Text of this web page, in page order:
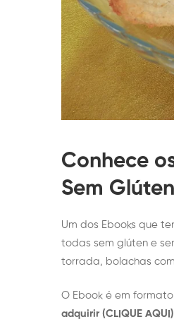
Conhece
Sem
Um dos Ebooks que
todas sem glúten e
torrada, bolachas
O Ebook é em
adquirir (CLIQUE